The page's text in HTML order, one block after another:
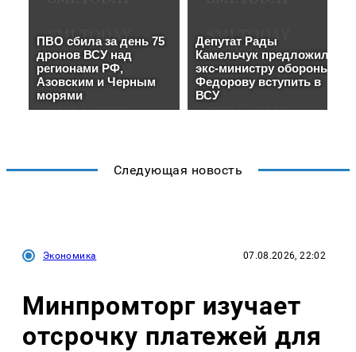
Следующая новость
Экономика 07.08.2026, 22:02
Минпромторг изучает
отсрочку платежей для